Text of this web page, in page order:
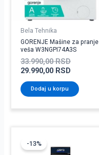
Bela Tehnika
GORENJE Mašine za pranje
veša W3NGPI74A3S
33.990,00RSD
29.990,00 RSD
Dodaj u korpu
-13%
jeje: